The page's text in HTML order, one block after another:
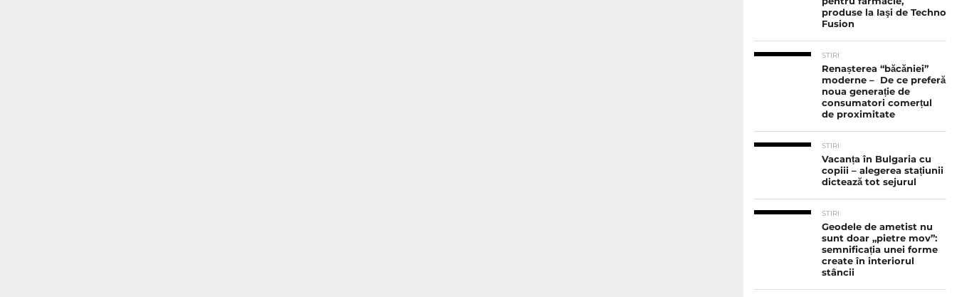
produse la Iaşi de Techno
Fusion
STIRI
Renașterea “băcăniei”
moderne – De ce preferă
noua generație de
consumatori comerțul
de proximitate
STIRI
Vacanța în Bulgaria cu
copiii – alegerea stațiunii
dictează tot sejurul
STIRI
Geodele de ametist nu
sunt doar „pietre mov”:
semnificația unei forme
create în interiorul
stâncii